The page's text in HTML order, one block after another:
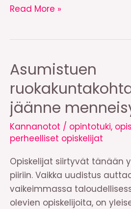
Vasemmisto-
Kokoomusopiskelijoiden
kanssa:
opintoaikojen
rajaus
ei
toimi
työllistämiskeinona
Read More »
Asumistuen
jäänne
Kannanotot / opintotuki,
perheelliset opiskelijat
Opiskelijat siirtyvät tänään
piiriin. Vaikka uudistus
vaikeimmassa
olevien opiskelijoita, on